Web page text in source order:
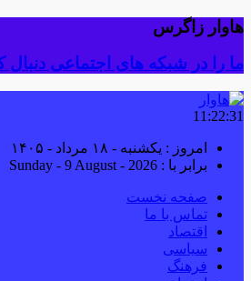
هاوار زاگرس
ما را در شبکه های اجتماعی دنبال
11:22:32
امروز : یکشنبه - ۱۸ مرداد - ۱۴۰۵
برابر با : Sunday - 9 August - 2026
صفحه نخست
تماس با ما
اقتصاد
سیاسی
فرهنگ